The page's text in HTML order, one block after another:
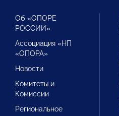
Об «ОПОРЕ
РОССИИ»
Ассоциация «НП
«ОПОРА»
Новости
Комитеты и
Комиссии
Региональное